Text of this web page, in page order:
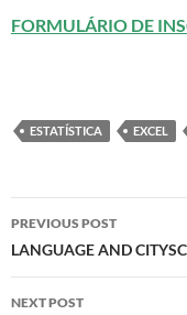
FORMULÁRIO DE
ESTATÍSTICA EXCEL
Post
navigation
PREVIOUS POST
LANGUAGE AND
NEXT POST